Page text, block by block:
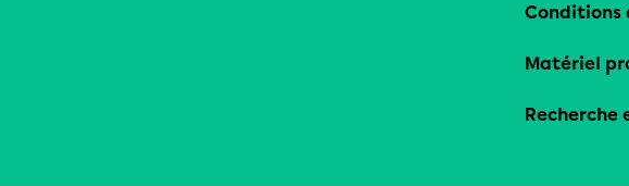
Conditions
Matériel
Recherche